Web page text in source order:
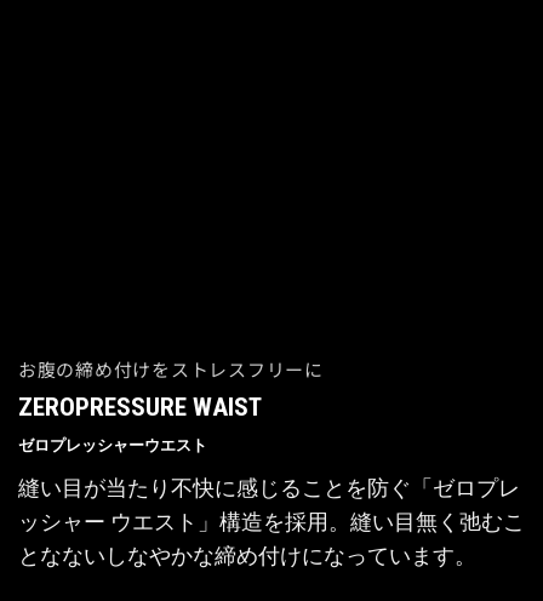
お腹の締め付けをストレスフリーに
ZEROPRESSURE WAIST
ゼロプレッシャーウエスト
縫い目が当たり不快に感じることを防ぐ「ゼロプレ
ッシャー ウエスト」構造を採用。縫い目無く弛むこ
となないしなやかな締め付けになっています。